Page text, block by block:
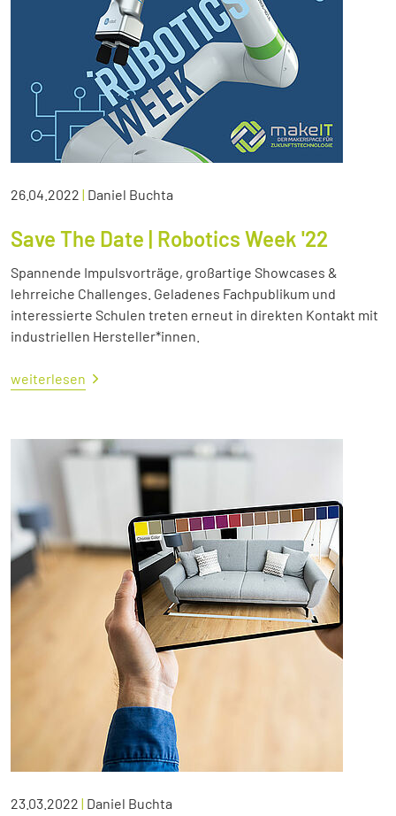
26.04.2022 | Daniel Buchta
Save The Date | Robotics Week '22
Spannende Impulsvorträge, großartige Showcases &
lehrreiche Challenges. Geladenes Fachpublikum und
interessierte Schulen treten erneut in direkten Kontakt mit
industriellen Hersteller*innen.
weiterlesen
23.03.2022 | Daniel Buchta